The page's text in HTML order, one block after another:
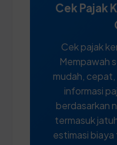
Cek Pajak
Cek pajak
Mempawah
mudah,
informasi
berdasarkan
termasuk
estimasi